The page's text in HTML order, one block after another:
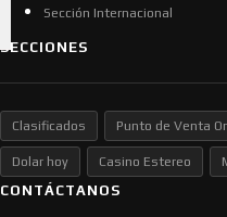
Sección Internacional
SECCIONES
Clasificados Punto de Venta
Dolar hoy Casino Estereo
CONTÁCTANOS